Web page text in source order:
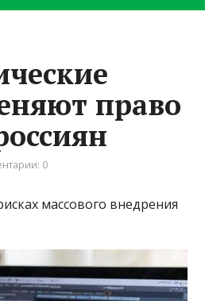
право
0
массового внедрения